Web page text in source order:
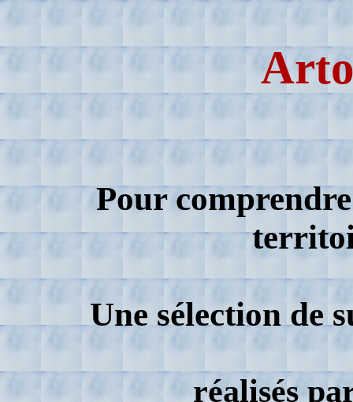
Pour
Une sélection de
réalisés